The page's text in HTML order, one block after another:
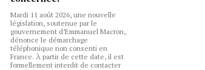
Mardi 11 août 2026, une nouvelle
législation, soutenue par le
gouvernement d’Emmanuel Macron,
dénonce le démarchage
téléphonique non consenti en
France. À partir de cette date, il est
formellement interdit de contacter